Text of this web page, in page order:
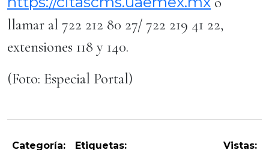
llamar al 722 212 80 27/ 722 219 41 22,
extensiones 118 y 140.
(Foto: Especial Portal)
Categoría:
Etiquetas: Vistas: